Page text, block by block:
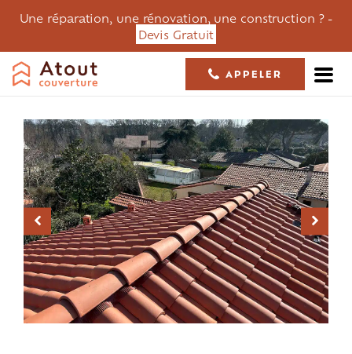
Une réparation, une rénovation, une construction ? -
Devis Gratuit
05 61 36 23 68
APPELER